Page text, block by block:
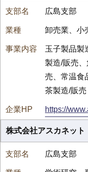
広島支部
卸売業、小
玉子製品製
製造/販売
売、常温食
茶製造/販売
https://
株式会社アスカネット
広島支部